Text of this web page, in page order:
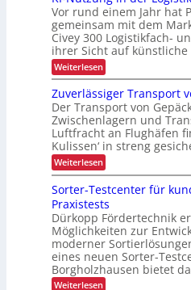
l
i
h
e
n
L
a
s
t
e
t
r
a
n
s
p
t
i
o
n
t
l
i
c
h
g
a
n
k
A
i
m
t
e
c
D
C
I
x
e
r
e
s
P
a
l
e
t
t
e
n
m
a
a
g
e
m
e
n
t
s
b
a
u
d
e
r
U
S
A
-
P
r
ä
s
e
n
z
Vor rund einem Jahr hat
gemeinsam mit dem
Civey 300 Logistikfach-
ihrer Sicht auf
Weiterlesen:
K
I
-
N
u
t
z
u
n
g
i
n
d
e
r
L
o
g
i
Zuverlässiger Transport
Der Transport von
Zwischenlagern und
Luftfracht an Flughäfen
Kulissen‘ in streng
Weiterlesen:
Z
v
e
r
l
ä
s
s
i
g
Sorter-Testcenter für
Praxistests
Dürkopp Fördertechnik
Möglichkeiten zur
moderner
eines neuen Sorter-
Borgholzhausen bietet
Weiterlesen: